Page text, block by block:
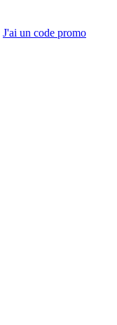
J'ai un code promo